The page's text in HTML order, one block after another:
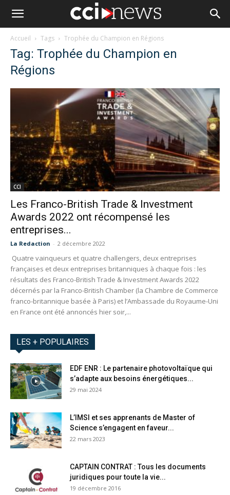
Accueil Tags Trophée du Champion en Régions
Tag: Trophée du Champion en
Régions
CCI
Les Franco-British Trade & Investment
Awards 2022 ont récompensé les
entreprises...
La Redaction - 2 décembre 2022
Quatre vainqueurs et quatre challengers, deux entreprises
françaises et deux entreprises britanniques à chaque fois : les
résultats des Franco-British Trade & Investment Awards 2022
décernés par la Franco-British Chamber (la Chambre de Commerce
franco-britannique basée à Paris) et l’Ambassade du Royaume-Uni
en France ont été annoncés hier soir,...
LES + POPULAIRES
EDF ENR : Le partenaire photovoltaïque qui
s’adapte aux besoins énergétiques...
29 mai 2024
L’IMSI et ses apprenants de Master of
Science s’engagent en faveur...
22 mars 2023
CAPTAIN CONTRAT : Tous les documents
juridiques pour toute la vie...
19 décembre 2016